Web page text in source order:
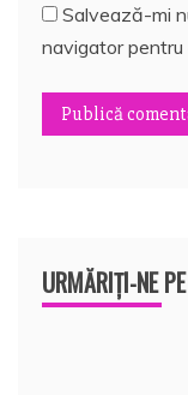
Salvează-mi
navigator
URMĂRIȚI-NE